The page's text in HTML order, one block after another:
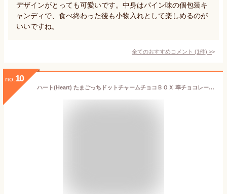
デザインがとっても可愛いです。中身はパイン味の個包装キ
ャンディで、食べ終わった後も小物入れとして楽しめるのが
いいですね。
全てのおすすめコメント (1件) >
no. 10
ハート(Heart) たまごっちドットチャームチョコＢＯＸ 準チョコレート 食玩/１個